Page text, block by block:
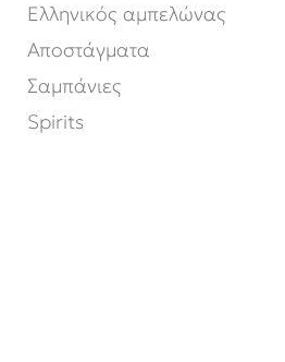
Ελληνικός αμπελώνας
Αποστάγματα
Σαμπάνιες
Spirits